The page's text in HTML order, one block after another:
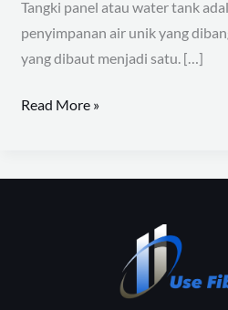
Tangki panel atau water tank
penyimpanan air unik yang
yang dibaut menjadi satu. […]
Kerjanya?
Read More »